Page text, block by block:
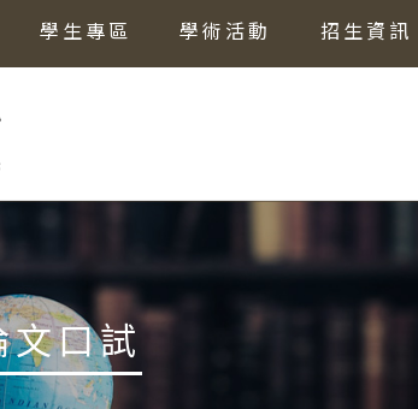
學生專區 學術活動 招生資訊
文口試